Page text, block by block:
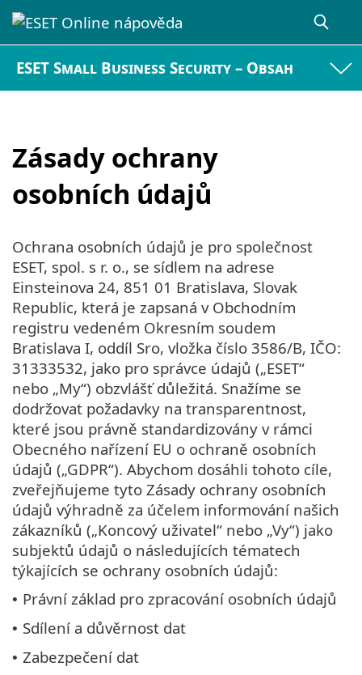
ESET Small Business Security – Obsah
Zásady ochrany
osobních údajů
Ochrana osobních údajů je pro společnost
ESET, spol. s r. o., se sídlem na adrese
Einsteinova 24, 851 01 Bratislava, Slovak
Republic, která je zapsaná v Obchodním
registru vedeném Okresním soudem
Bratislava I, oddíl Sro, vložka číslo 3586/B, IČO:
31333532, jako pro správce údajů („ESET“
nebo „My“) obzvlášť důležitá. Snažíme se
dodržovat požadavky na transparentnost,
které jsou právně standardizovány v rámci
Obecného nařízení EU o ochraně osobních
údajů („GDPR“). Abychom dosáhli tohoto cíle,
zveřejňujeme tyto Zásady ochrany osobních
údajů výhradně za účelem informování našich
zákazníků („Koncový uživatel“ nebo „Vy“) jako
subjektů údajů o následujících tématech
týkajících se ochrany osobních údajů:
• Právní základ pro zpracování osobních údajů
• Sdílení a důvěrnost dat
• Zabezpečení dat